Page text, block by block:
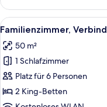
Verbindungszimmer
(extrabed
2AD+4CH)
Alle
Fotos
für
Familienzimmer,
Verbindungszimmer
(extrabed
3AD+3CH)
9
Familienzimmer,
50 m²
1 Schlafzimmer
Platz für 6 Personen
2 King-Betten